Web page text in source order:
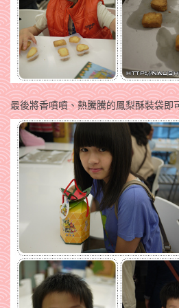
最後將香噴噴、熱騰騰的鳳梨酥裝袋即